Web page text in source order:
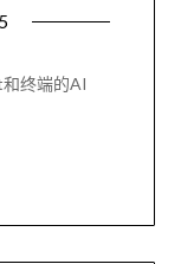
终端的AI